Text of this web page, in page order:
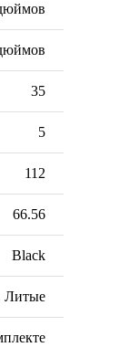
35
5
112
66.56
Black
Литые